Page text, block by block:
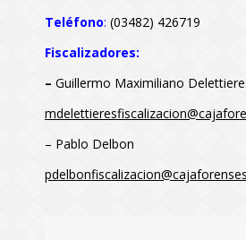
Teléfono: (03482) 426719
Fiscalizadores:
– Guillermo Maximiliano
– Pablo Delbon